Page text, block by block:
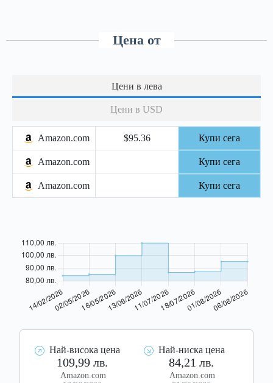
Цена от
Цени в лева
Цени в USD
Amazon.com $95.36 Купи сега
Amazon.com Купи сега
Amazon.com Купи сега
Най-висока цена
109,99 лв.
Amazon.com
Най-ниска цена
84,21 лв.
Amazon.com